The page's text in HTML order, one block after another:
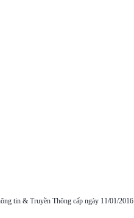
tin & Truyền Thông cấp ngày 11/01/2016